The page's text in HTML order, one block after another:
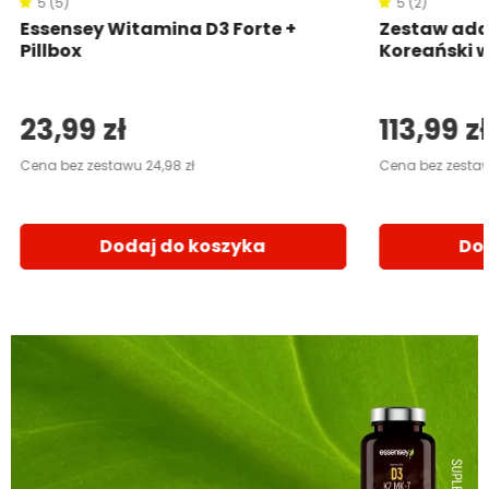
Essensey Witamina D3 Forte +
Pillbox
23,99 zł
Cena bez zestawu 24,98 zł
Dodaj do koszyka
Zestaw
Koreański
113,99 zł
Cena bez